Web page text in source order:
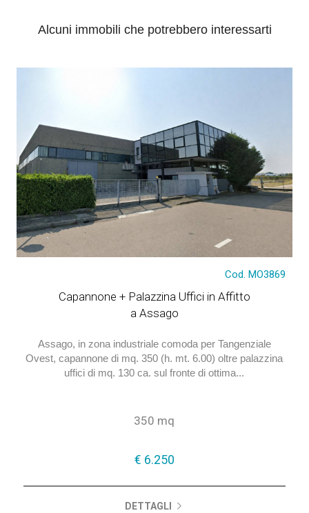
Alcuni immobili che potrebbero interessarti
Cod. MO3869
Capannone + Palazzina Uffici in Affitto
a Assago
Assago, in zona industriale comoda per Tangenziale
Ovest, capannone di mq. 350 (h. mt. 6.00) oltre palazzina
uffici di mq. 130 ca. sul fronte di ottima...
350 mq
€ 6.250
DETTAGLI